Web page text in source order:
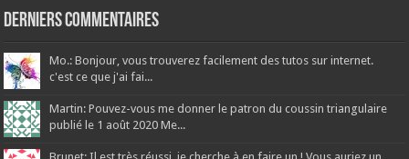
Derniers Commentaires
Mo.: Bonjour, vous trouverez facilement des tutos sur internet.
c'est ce que j'ai fai...
Martin: Pouvez-vous me donner le patron du coussin triangulaire
publié le 1 août 2020 Me...